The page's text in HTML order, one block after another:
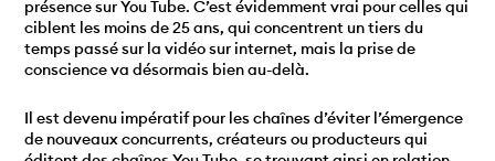
présence sur You Tube. C’est évidemment vrai pour celles qui
ciblent les moins de 25 ans, qui concentrent un tiers du
temps passé sur la vidéo sur internet, mais la prise de
conscience va désormais bien au-delà.
Il est devenu impératif pour les chaînes d’éviter l’émergence
de nouveaux concurrents, créateurs ou producteurs qui